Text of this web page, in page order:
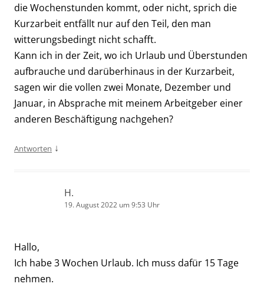
die Wochenstunden kommt, oder nicht, sprich die
Kurzarbeit entfällt nur auf den Teil, den man
witterungsbedingt nicht schafft.
Kann ich in der Zeit, wo ich Urlaub und Überstunden
aufbrauche und darüberhinaus in der Kurzarbeit,
sagen wir die vollen zwei Monate, Dezember und
Januar, in Absprache mit meinem Arbeitgeber einer
anderen Beschäftigung nachgehen?
Antworten ↓
H.
19. August 2022 um 9:53 Uhr
Hallo,
Ich habe 3 Wochen Urlaub. Ich muss dafür 15 Tage
nehmen.